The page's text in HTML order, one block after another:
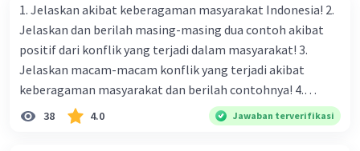
kebutuhan masyarakat dapat membantu
menciptakan stabilitas politik yang
diperlukan untuk keutuhan negara.
Pengelolaan Konflik: Struktur politik
yang tepat dapat membantu mengelola
konflik internal dan antarwilayah dengan
cara yang adil dan efektif.
1. Jelaskan akibat keberagaman masyarakat Indonesia! 2.
Jelaskan dan berilah masing-masing dua contoh akibat
positif dari konflik yang terjadi dalam masyarakat! 3.
Jelaskan macam-macam konflik yang terjadi akibat
keberagaman masyarakat dan berilah contohnya! 4.
Mengapa dalam masyarakat yang memiliki keberagaman
38 4.0 Jawaban terverifikasi